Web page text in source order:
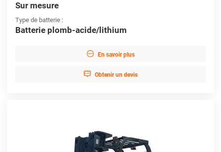
Sur mesure
Type de batterie :
Batterie plomb-acide/lithium
 En savoir plus
 Obtenir un devis